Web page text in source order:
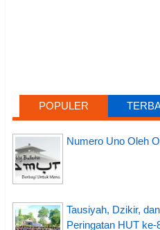
POPULER
Numero Uno Oleh
Tausiyah, Dzikir,
Peringatan HUT